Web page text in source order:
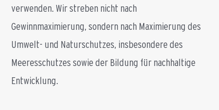
verwenden. Wir streben nicht nach
Gewinnmaximierung, sondern nach Maximierung des
Umwelt- und Naturschutzes, insbesondere des
Meeresschutzes sowie der Bildung für nachhaltige
Entwicklung.